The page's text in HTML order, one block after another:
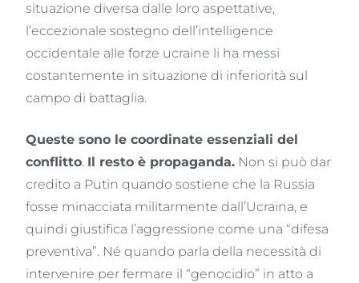
situazione diversa dalle loro aspettative,
l’eccezionale sostegno dell’intelligence
occidentale alle forze ucraine li ha messi
costantemente in situazione di inferiorità sul
campo di battaglia.
Queste sono le coordinate essenziali del
conflitto. Il resto è propaganda. Non si può dar
credito a Putin quando sostiene che la Russia
fosse minacciata militarmente dall’Ucraina, e
quindi giustifica l’aggressione come una “difesa
preventiva”. Né quando parla della necessità di
intervenire per fermare il “genocidio” in atto a